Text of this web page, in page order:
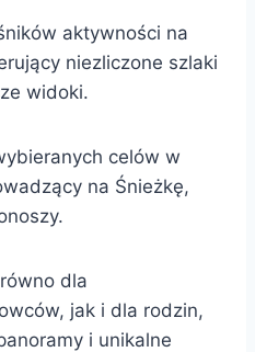
aktywności na
niezliczone szlaki
widoki.
celów w
na Śnieżkę,
dla
jak i dla rodzin,
i unikalne